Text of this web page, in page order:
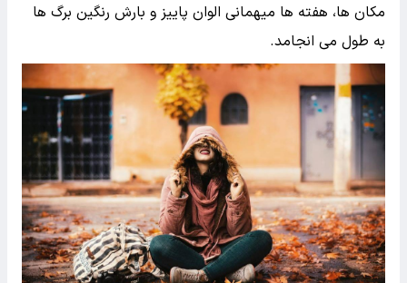
مکان ها، هفته ها میهمانی الوان پاییز و بارش رنگین برگ ها
به طول می انجامد.